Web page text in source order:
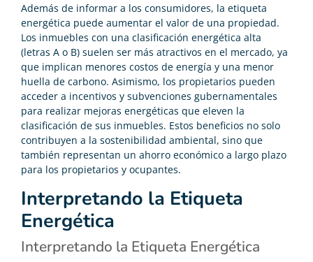
Además de informar a los consumidores, la etiqueta
energética puede aumentar el valor de una propiedad.
Los inmuebles con una clasificación energética alta
(letras A o B) suelen ser más atractivos en el mercado, ya
que implican menores costos de energía y una menor
huella de carbono. Asimismo, los propietarios pueden
acceder a incentivos y subvenciones gubernamentales
para realizar mejoras energéticas que eleven la
clasificación de sus inmuebles. Estos beneficios no solo
contribuyen a la sostenibilidad ambiental, sino que
también representan un ahorro económico a largo plazo
para los propietarios y ocupantes.
Interpretando la Etiqueta
Energética
Interpretando la Etiqueta Energética